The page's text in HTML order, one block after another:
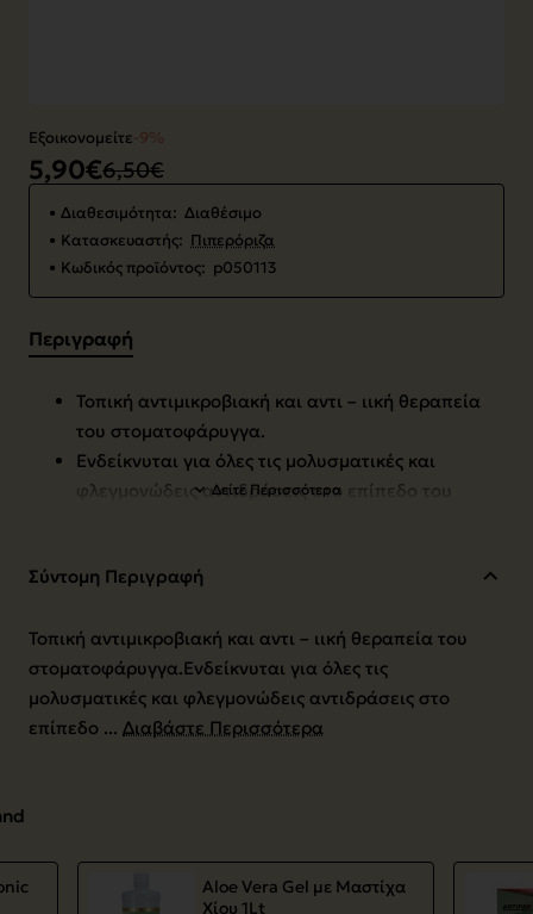
Εξοικονομείτε-9%
5,90€6,50€
Διαθεσιμότητα: Διαθέσιμο
Κατασκευαστής: Πιπερόριζα
Κωδικός προϊόντος: p050113
Περιγραφή
Τοπική αντιμικροβιακή και αντι – ιική θεραπεία
του στοματοφάρυγγα.
Ενδείκνυται για όλες τις μολυσματικές και
φλεγμονώδεις αντιδράσεις στο επίπεδο του
To SOPAIN PLUS περιέχει
Βακιτρακίνη - BACITRACIN
Λυσοζύμη - LYSOZYME HYDROCHLORIDE
Σύντομη Περιγραφή
Τοπική αντιμικροβιακή και αντι – ιική θεραπεία του
στοματοφάρυγγα.Ενδείκνυται για όλες τις
μολυσματικές και φλεγμονώδεις αντιδράσεις στο
επίπεδο ... Διαβάστε Περισσότερα
Aloe Vera Gel με Μαστίχα
Χίου 1Lt